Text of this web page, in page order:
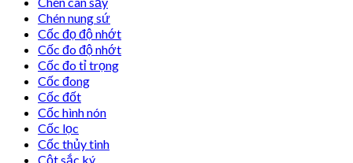
Chén nung sứ
Cốc đọ độ nhớt
Cốc đo độ nhớt
Cốc đo tỉ trọng
Cốc đong
Cốc đốt
Cốc hình nón
Cốc lọc
Cốc thủy tinh
Cột sắc ký